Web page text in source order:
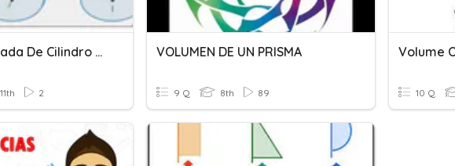
Práctica Evaluada De Cilindro 3°C
2
VOLUMEN DE UN PRISMA
9 Q 8th 89 10 Q